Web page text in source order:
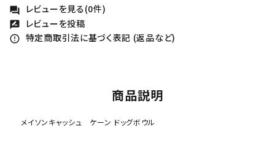
forum レビューを見る(0件)
rate_review レビューを投稿
error_outline 特定商取引法に基づく表記 (返品など)
商品説明
メイソンキャッシュ ケーン ドッグボウル